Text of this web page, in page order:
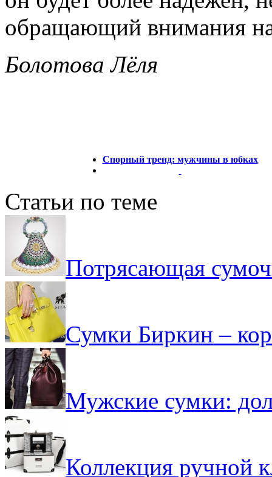
обращающий внимания
Болотова Лёля
Спорный тренд: мужчины в юбках
Статьи по теме
Потрясающая
Сумки Биркин –
Мужские сумки:
Коллекция ручной